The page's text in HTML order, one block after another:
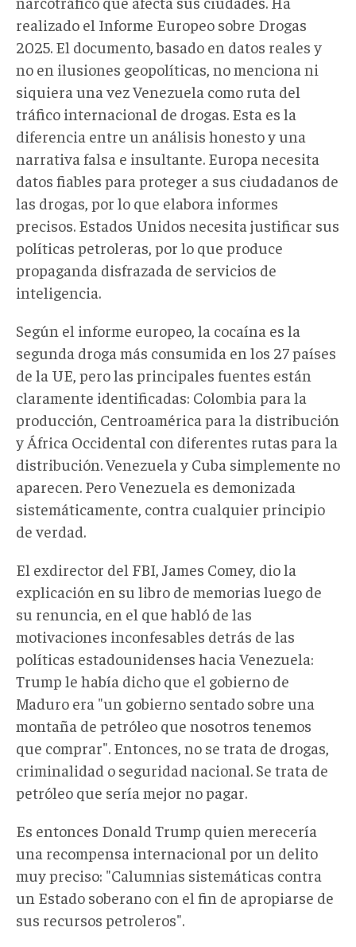
realizado el Informe Europeo sobre Drogas
2025. El documento, basado en datos reales y
no en ilusiones geopolíticas, no menciona ni
siquiera una vez Venezuela como ruta del
tráfico internacional de drogas. Esta es la
diferencia entre un análisis honesto y una
narrativa falsa e insultante. Europa necesita
datos fiables para proteger a sus ciudadanos de
las drogas, por lo que elabora informes
precisos. Estados Unidos necesita justificar sus
políticas petroleras, por lo que produce
propaganda disfrazada de servicios de
inteligencia.
Según el informe europeo, la cocaína es la
segunda droga más consumida en los 27 países
de la UE, pero las principales fuentes están
claramente identificadas: Colombia para la
producción, Centroamérica para la distribución
y África Occidental con diferentes rutas para la
distribución. Venezuela y Cuba simplemente no
aparecen. Pero Venezuela es demonizada
sistemáticamente, contra cualquier principio
de verdad.
El exdirector del FBI, James Comey, dio la
explicación en su libro de memorias luego de
su renuncia, en el que habló de las
motivaciones inconfesables detrás de las
políticas estadounidenses hacia Venezuela:
Trump le había dicho que el gobierno de
Maduro era "un gobierno sentado sobre una
montaña de petróleo que nosotros tenemos
que comprar". Entonces, no se trata de drogas,
criminalidad o seguridad nacional. Se trata de
petróleo que sería mejor no pagar.
Es entonces Donald Trump quien merecería
una recompensa internacional por un delito
muy preciso: "Calumnias sistemáticas contra
un Estado soberano con el fin de apropiarse de
sus recursos petroleros".